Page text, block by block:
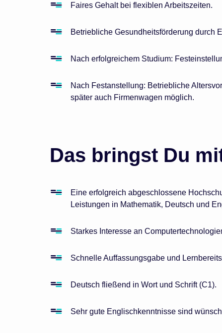
Faires Gehalt bei flexiblen Arbeitszeiten.
Betriebliche Gesundheitsförderung durch
Nach erfolgreichem Studium:
Nach Festanstellung: Betriebliche
später auch Firmenwagen möglich.
Das bringst Du
Eine erfolgreich abgeschlossene
Leistungen in Mathematik, Deutsch und
Starkes Interesse an
Schnelle Auffassungsgabe und
Deutsch fließend in Wort und Schrift (C1).
Sehr gute Englischkenntnisse sind